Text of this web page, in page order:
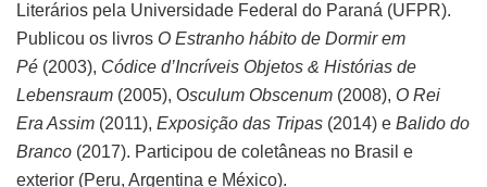
Literários pela Universidade Federal do Paraná (UFPR).
Publicou os livros O Estranho hábito de Dormir em
Pé (2003), Códice d’Incríveis Objetos & Histórias de
Lebensraum (2005), Osculum Obscenum (2008), O Rei
Era Assim (2011), Exposição das Tripas (2014) e Balido do
Branco (2017). Participou de coletâneas no Brasil e
exterior (Peru, Argentina e México).